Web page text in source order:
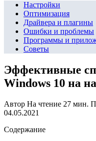
Настройки
Оптимизация
Драйвера и плагины
Ошибки и проблемы
Программы и
Советы
Эффективные
Windows 10 на
Автор На чтение 27 мин.
04.05.2021
Содержание